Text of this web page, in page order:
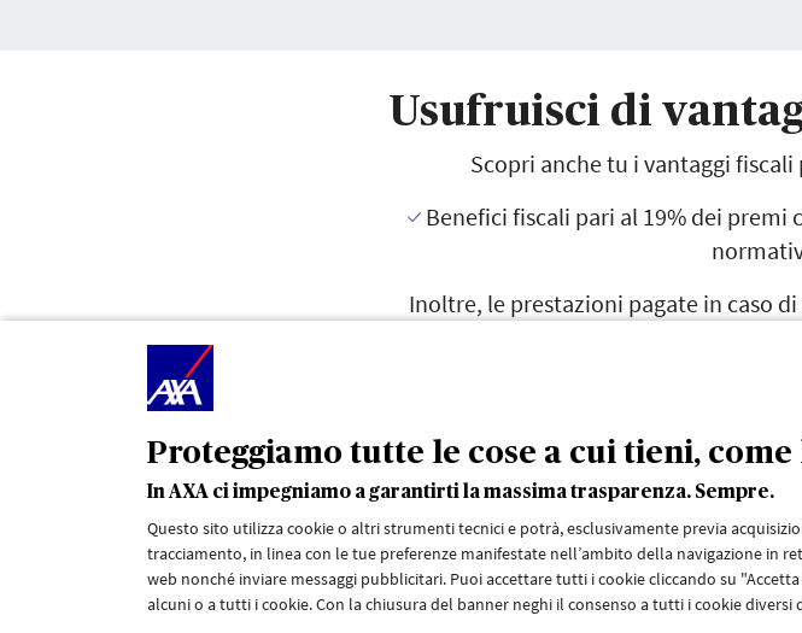
Proteggiamo tutte le cose a cui tieni,
In AXA ci impegniamo a garantirti la massima trasparenza. Sempre.
Questo sito utilizza cookie o altri strumenti tecnici e potrà, esclusivamente previa
tracciamento, in linea con le tue preferenze manifestate nell’ambito della navigazione
web nonché inviare messaggi pubblicitari. Puoi accettare tutti i cookie cliccando su
alcuni o a tutti i cookie. Con la chiusura del banner neghi il consenso a tutti i cookie
Usufruisci di
Scopri anche tu i vantaggi
Benefici fiscali pari al 19% dei premi
Inoltre, le prestazioni pagate in caso
agenziaentrate.gov
La quotazione è indicativa e non vincolante, non costituisce né sostituisce un preventivo
rischio assicurativo. Per avere maggiori informazioni e un preventivo su misura rivolgiti ad
Prima della sottoscrizione leggere il set informativo disponibile suaxa.iteaxa-mps.it.